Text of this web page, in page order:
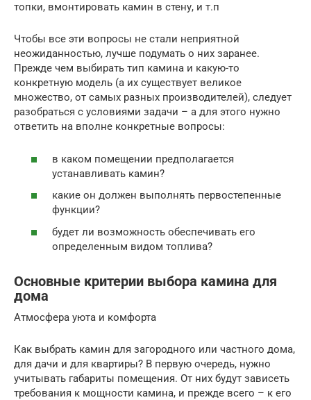
топки, вмонтировать камин в стену, и т.п
Чтобы все эти вопросы не стали неприятной
неожиданностью, лучше подумать о них заранее.
Прежде чем выбирать тип камина и какую-то
конкретную модель (а их существует великое
множество, от самых разных производителей), следует
разобраться с условиями задачи – а для этого нужно
ответить на вполне конкретные вопросы:
в каком помещении предполагается
устанавливать камин?
какие он должен выполнять первостепенные
функции?
будет ли возможность обеспечивать его
определенным видом топлива?
Основные критерии выбора камина для
дома
Атмосфера уюта и комфорта
Как выбрать камин для загородного или частного дома,
для дачи и для квартиры? В первую очередь, нужно
учитывать габариты помещения. От них будут зависеть
требования к мощности камина, и прежде всего – к его